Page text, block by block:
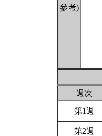
參考)
週次
第1週
第2週